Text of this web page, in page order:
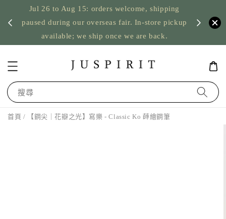
Jul 26 to Aug 15: orders welcome, shipping
paused during our overseas fair. In-store pickup
available; we ship once we are back.
US
搜尋
首頁 / 【鋼尖｜花瓣之光】寫樂 - Classic Ko 蒔繪鋼筆